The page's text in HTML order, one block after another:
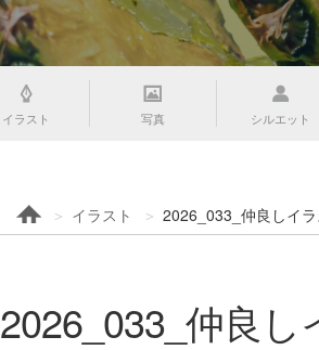
イラスト 写真 シルエット
イラスト 2026_033_仲良しイラ
2026_033_仲良し